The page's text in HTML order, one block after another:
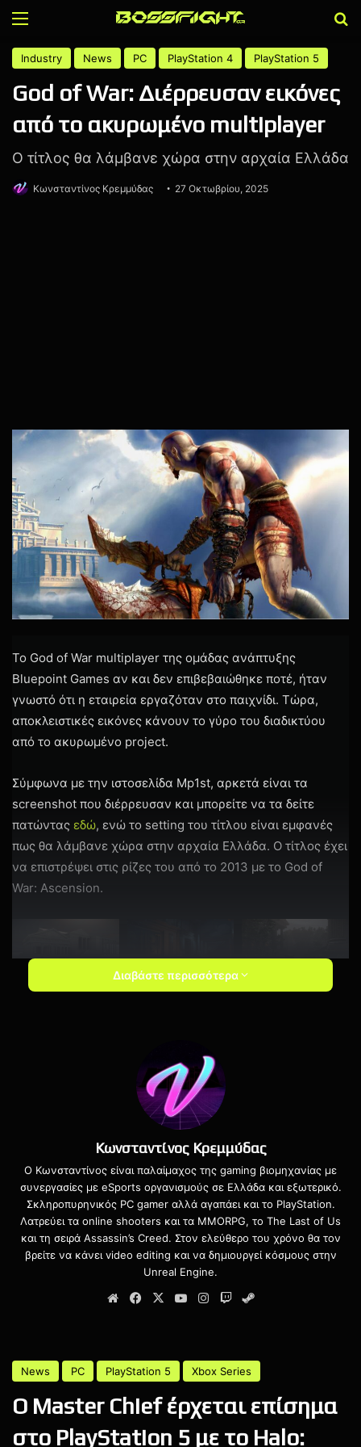
Menu
Industry News PC PlayStation 4 PlayStation 5
God of War: Διέρρευσαν εικόνες
από το ακυρωμένο multiplayer
Ο τίτλος θα λάμβανε χώρα στην αρχαία Ελλάδα
Κωνσταντίνος Κρεμμύδας 27 Οκτωβρίου, 2025
Το God of War multiplayer της ομάδας ανάπτυξης
Bluepoint Games αν και δεν επιβεβαιώθηκε ποτέ, ήταν
γνωστό ότι η εταιρεία εργαζόταν στο παιχνίδι. Τώρα,
αποκλειστικές εικόνες κάνουν το γύρο του διαδικτύου
από το ακυρωμένο project.
Σύμφωνα με την ιστοσελίδα Mp1st, αρκετά είναι τα
screenshot που διέρρευσαν και μπορείτε να τα δείτε
πατώντας εδώ, ενώ το setting του τίτλου είναι εμφανές
πως θα λάμβανε χώρα στην αρχαία Ελλάδα. Ο τίτλος έχει
να επιστρέψει στις ρίζες του από το 2013 με το God of
War: Ascension.
μάθουμε περισσότερες πληροφορίες, αλλά θα μας
προκαλούσε τεράστιο ενδιαφέρον να βλέπαμε πως η
Bluepoint θα μπορούσε να δημιουργήσει έναν live service
Τέλος, αν και το μέλλον της σειράς δείχνει μέχρι στιγμής
αβέβαιο, φέτος το Καλοκαίρι μάθαμε πως τοspin-off
metroidvaniaτου τίτλου μεταφέρθηκε για το 2026 ενώ η
τηλεοπτική σειρά του Amazon θα εστιάζει στη σχέση
πατέρα και γιου.
Bluepoint Bluepoint Games
Διαβάστε περισσότερα
Κωνσταντίνος Κρεμμύδας
Ο Κωνσταντίνος είναι παλαίμαχος της gaming βιομηχανίας με
συνεργασίες με eSports οργανισμούς σε Ελλάδα και εξωτερικό.
Σκληροπυρηνικός PC gamer αλλά αγαπάει και το PlayStation.
Λατρεύει τα online shooters και τα MMORPG, το The Last of Us
και τη σειρά Assassin’s Creed. Στον ελεύθερο του χρόνο θα τον
βρείτε να κάνει video editing και να δημιουργεί κόσμους στην
Unreal Engine.
WebsiteFacebook
X YouTubeInstagram
Twitch